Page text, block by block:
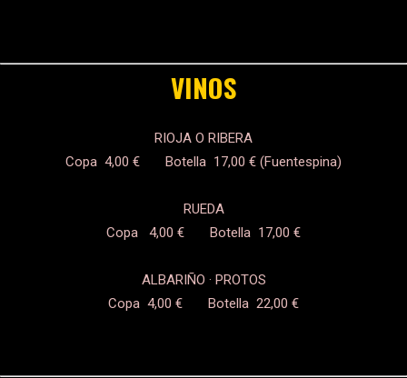
VINOS
RIOJA O RIBERA
Copa 4,00 € Botella 17,00 € (Fuentespina)
RUEDA
Copa 4,00 € Botella 17,00 €
ALBARIÑO · PROTOS
Copa 4,00 € Botella 22,00 €